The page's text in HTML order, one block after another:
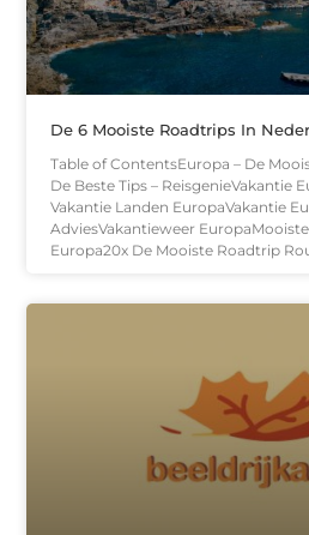
De 6 Mooiste Roadtrips In
Table of ContentsEuropa – De
De Beste Tips – ReisgenieVakantie
Vakantie Landen EuropaVakantie
AdviesVakantieweer
Europa20x De Mooiste Roadtrip